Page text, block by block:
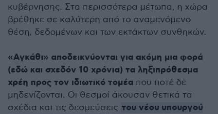
κυβέρνησης. Στα περισσότερα μέτωπα, η χώρα
βρέθηκε σε καλύτερη από το αναμενόμενο
θέση, δεδομένων και των εκτάκτων συνθηκών.
«Αγκάθι» αποδεικνύονται για ακόμη μια φορά
(εδώ και σχεδόν 10 χρόνια) τα ληξιπρόθεσμα
χρέη προς τον ιδιωτικό τομέα που ποτέ δε
μηδενίζονται. Οι θεσμοί άκουσαν θετικά τα
σχέδια και τις δεσμεύσεις του νέου υπουργού